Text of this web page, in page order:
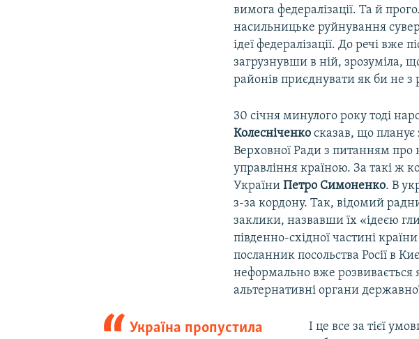
вимога федералізації. Та й
насильницьке руйнування
ідеї федералізації. До речі вже
загрузнувши в ній, зрозуміла,
районів приєднувати як би не з
30 січня минулого року тоді
Колесніченкосказав, що планує
Верховної Ради з питанням про
управління країною. За такі ж
УкраїниПетро Симоненко. В
з-за кордону. Так, відомий
заклики, назвавши їх «ідеєю
південно-східної частині
посланник посольства Росії в
неформально вже розвивається
альтернативні органи
Україна пропустила
І це все за тієї